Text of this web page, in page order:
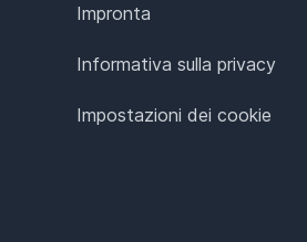
Impronta
Informativa sulla privacy
Impostazioni dei cookie